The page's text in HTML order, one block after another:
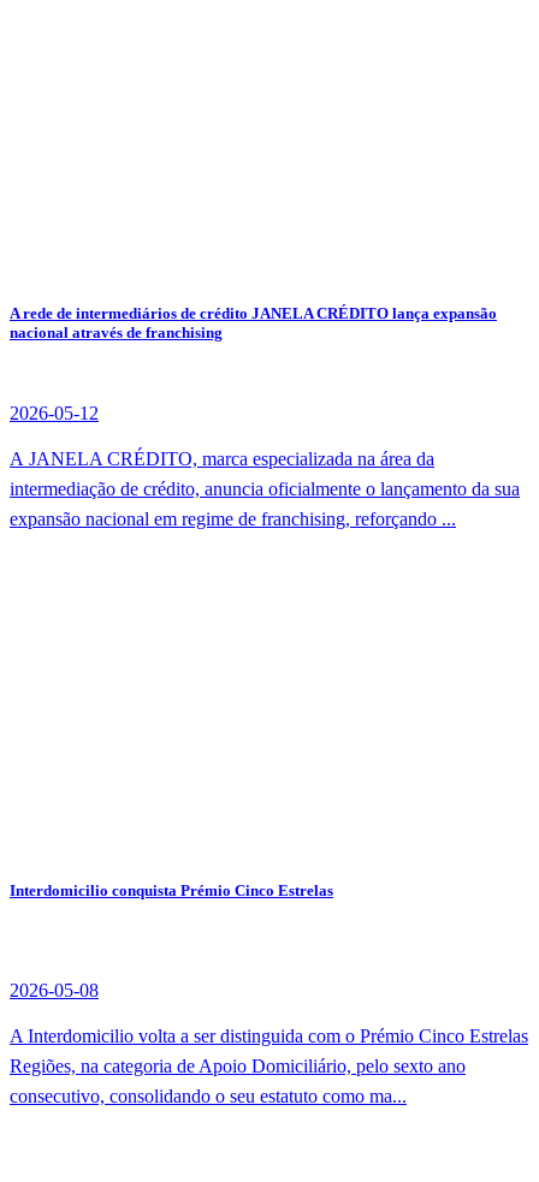
A rede de intermediários de crédito JANELA CRÉDITO lança expansão
nacional através de franchising
2026-05-12
A JANELA CRÉDITO, marca especializada na área da
intermediação de crédito, anuncia oficialmente o lançamento da sua
expansão nacional em regime de franchising, reforçando ...
Interdomicilio conquista Prémio Cinco Estrelas
2026-05-08
A Interdomicilio volta a ser distinguida com o Prémio Cinco Estrelas
Regiões, na categoria de Apoio Domiciliário, pelo sexto ano
consecutivo, consolidando o seu estatuto como ma...